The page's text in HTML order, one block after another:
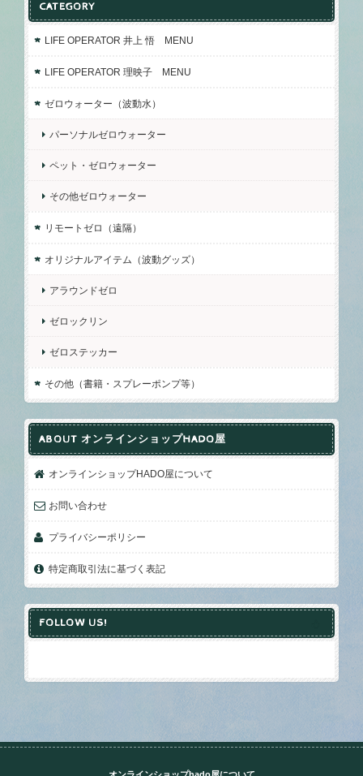
CATEGORY
LIFE OPERATOR 井上 悟 MENU
LIFE OPERATOR 理映子 MENU
ゼロウォーター（波動水）
パーソナルゼロウォーター
ペット・ゼロウォーター
その他ゼロウォーター
リモートゼロ（遠隔）
オリジナルアイテム（波動グッズ）
アラウンドゼロ
ゼロックリン
ゼロステッカー
その他（書籍・スプレーポンプ等）
ABOUT オンラインショップHADO屋
オンラインショップHADO屋について
お問い合わせ
プライバシーポリシー
特定商取引法に基づく表記
FOLLOW US!